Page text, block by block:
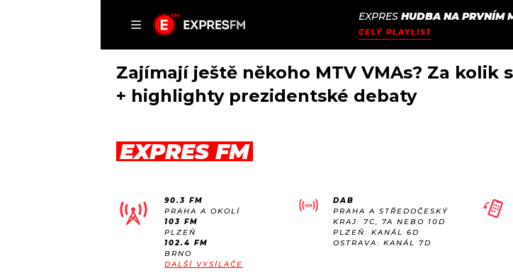
JAK
NALADIT
EXPRES HUDBA NA PRVNÍM
CELÝ PLAYLIST
ČLÁNKY
HUDBA
ROZHOVORY
#NEBUDUDOMA
KALENDÁŘ
Zajímají ještě někoho MTV VMAs? Za
+ highlighty prezidentské debaty
EXPRES FM
90.3 FM
PRAHA A OKOLÍ
103 FM
PLZEŇ
102.4 FM
BRNO
DALŠÍ VYSÍLAČE
DAB
PRAHA A STŘEDOČESKÝ
KRAJ: 7C, 7A NEBO 10D
PLZEŇ: KANÁL 6D
OSTRAVA: KANÁL 7D